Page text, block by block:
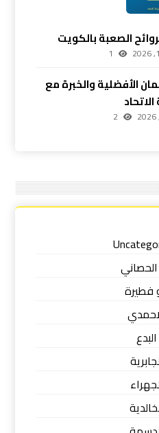
الصعبة بالكويت
1
الأفضلية والخبرة مع
2
الحصاني
فطيرة
البدع